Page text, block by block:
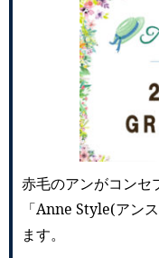
赤毛のアンがコンセ
「Anne Style(アン
ます。